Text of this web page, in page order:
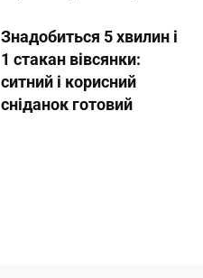
Знадобиться 5 хвилин і
1 стакан вівсянки:
ситний і корисний
сніданок готовий